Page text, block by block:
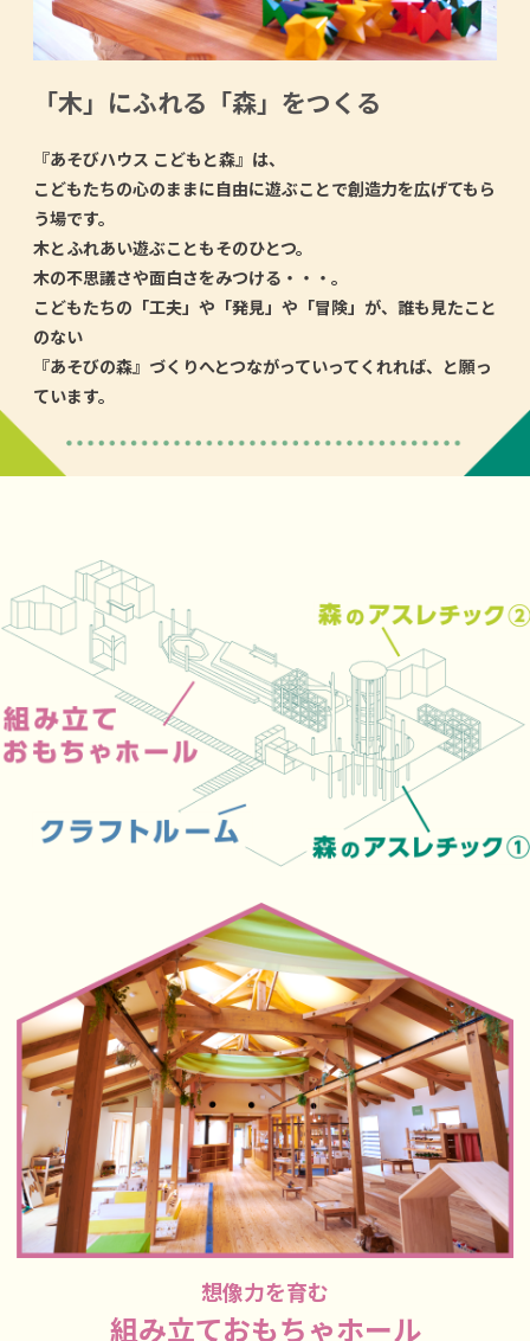
「木」にふれる「森」をつくる
『あそびハウス こどもと森』は、
こどもたちの心のままに自由に遊ぶことで創造力を広げてもら
う場です。
木とふれあい遊ぶこともそのひとつ。
木の不思議さや面白さをみつける・・・。
こどもたちの「工夫」や「発見」や「冒険」が、誰も見たこと
のない
『あそびの森』づくりへとつながっていってくれれば、と願っ
ています。
想像力を育む
組み立ておもちゃホール